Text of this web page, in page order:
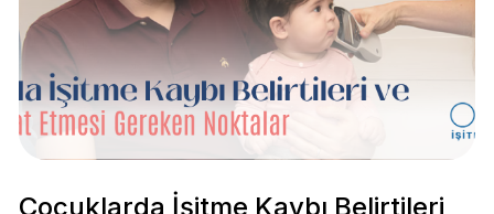
Çocuklarda İşitme Kaybı Belirtileri